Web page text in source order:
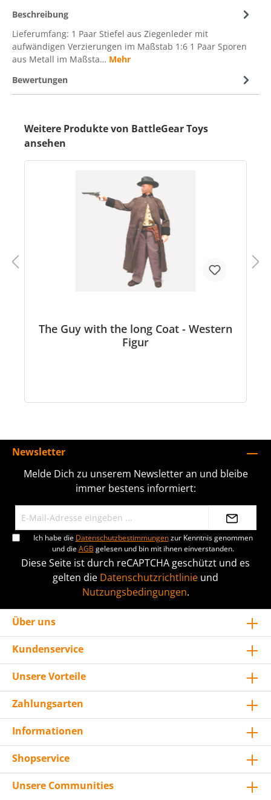
Beschreibung
Lieferumfang: 1 Paar Stiefel aus Ziegenleder mit
aufwändigen Verzierungen im Maßstab 1:6 1 Paar Sporen
aus Metall im Maßsta… Mehr
Bewertungen
Weitere Produkte von BattleGear Toys
ansehen
The Guy with the long Coat - Western
Figur
Newsletter
Melde Dich zu unserem Newsletter an und bleibe
immer bestens informiert:
Ich habe die Datenschutzbestimmungenzur Kenntnis genommen
und dieAGB gelesen und bin mit ihnen einverstanden.
Diese Seite ist durch reCAPTCHA geschützt und es
gelten die Datenschutzrichtlinie und
Nutzungsbedingungen.
Über uns
Kundenservice
Unsere Vorteile
Zahlungsarten
Informationen
Shopservice
Unsere Communities